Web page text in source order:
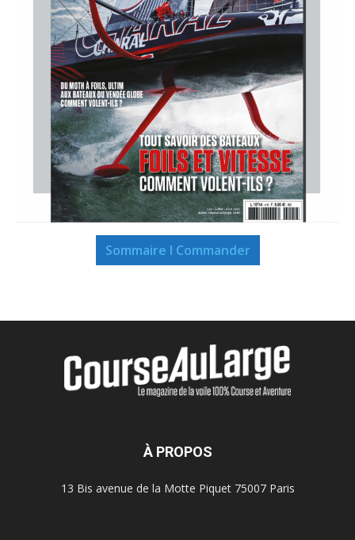
Sommaire I Commander
À PROPOS
13 Bis avenue de la Motte Piquet 75007 Paris